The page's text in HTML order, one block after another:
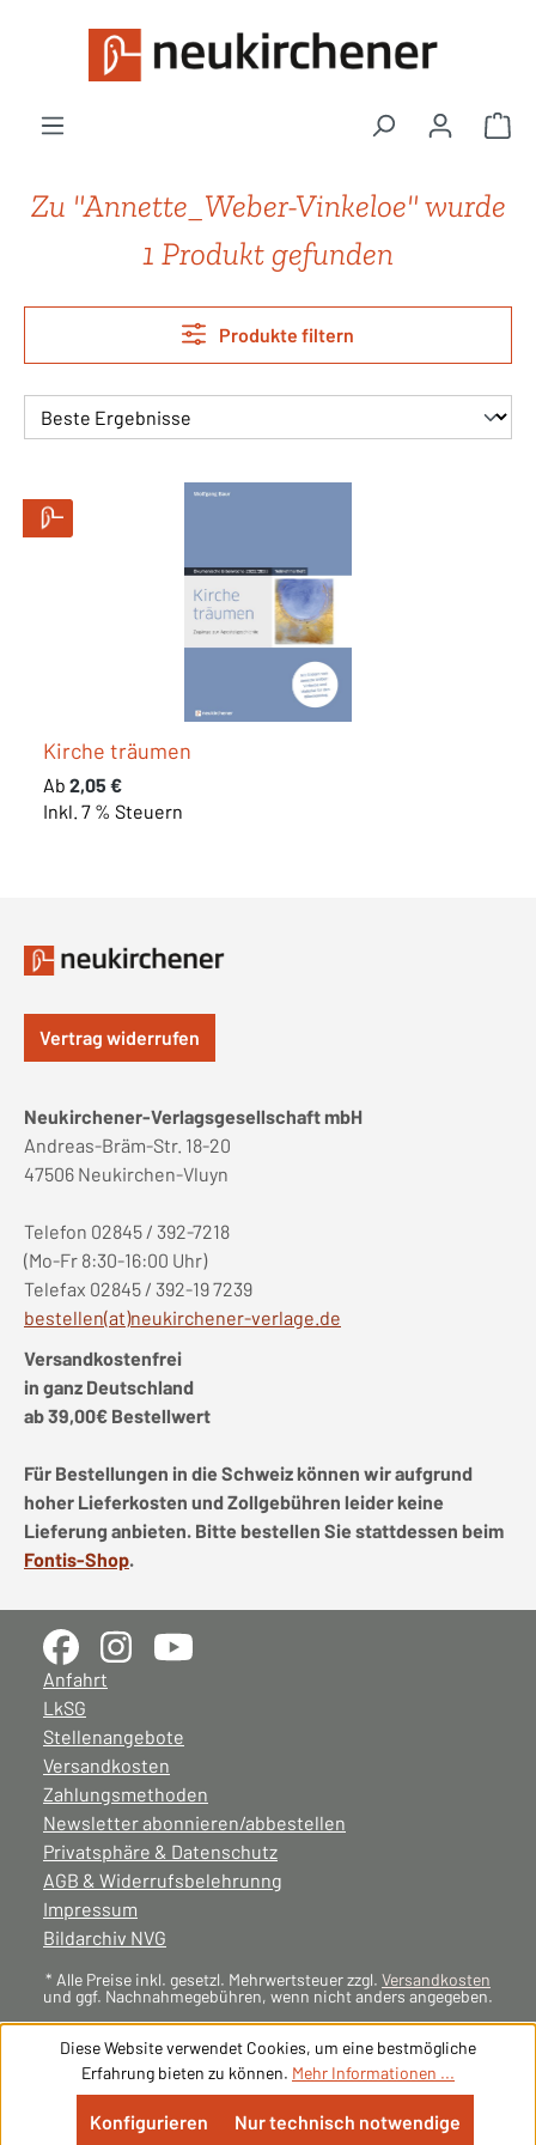
Zum Hauptinhalt springen
Zu "Annette_Weber-Vinkeloe" wurde
1 Produkt gefunden
Produkte filtern
Kirche träumen
Regulärer Preis:
Ab 2,05 €
Inkl. 7 % Steuern
Vertrag widerrufen
Neukirchener-Verlagsgesellschaft mbH
Andreas-Bräm-Str. 18-20
47506 Neukirchen-Vluyn
Telefon 02845 / 392-7218
(Mo-Fr 8:30-16:00 Uhr)
Telefax 02845 / 392-19 7239
bestellen(at)neukirchener-verlage.de
Versandkostenfrei
in ganz Deutschland
ab 39,00€ Bestellwert
Für Bestellungen in die Schweiz können wir aufgrund
hoher Lieferkosten und Zollgebühren leider keine
Lieferung anbieten. Bitte bestellen Sie stattdessen beim
Fontis-Shop.
Anfahrt
LkSG
Stellenangebote
Versandkosten
Zahlungsmethoden
Newsletter abonnieren/abbestellen
Privatsphäre & Datenschutz
AGB & Widerrufsbelehrunng
Impressum
Bildarchiv NVG
* Alle Preise inkl. gesetzl. Mehrwertsteuer zzgl. Versandkosten
und ggf. Nachnahmegebühren, wenn nicht anders angegeben.
Diese Website verwendet Cookies, um eine bestmögliche
Erfahrung bieten zu können. Mehr Informationen ...
Nur technisch notwendige
Konfigurieren